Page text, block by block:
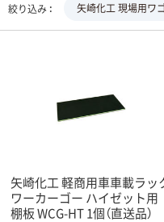
絞り込み 矢崎化工 現場用ワ
矢崎化工 軽商用車車載ラッ
ワーカーゴー ハイゼット用
棚板 WCG-HT 1個（直送品）